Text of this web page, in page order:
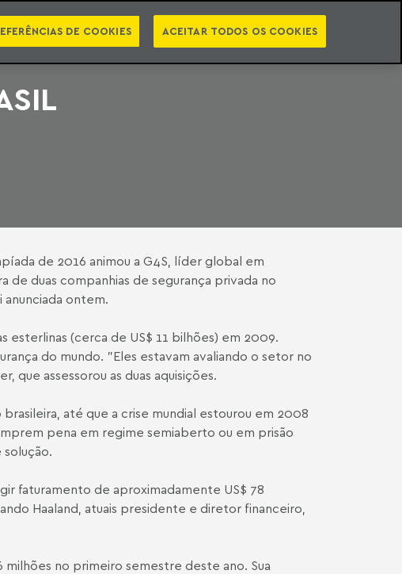
PODCASTS NEWSLETTER VIDEOCASTS PT EN CATEGORIAS
de 2016 animou a G4S, líder global em
de duas companhias de segurança privada no
anunciada ontem.
esterlinas (cerca de US$ 11 bilhões) em 2009.
do mundo. "Eles estavam avaliando o setor no
que assessorou as duas aquisições.
até que a crise mundial estourou em 2008
pena em regime semiaberto ou em prisão
faturamento de aproximadamente US$ 78
Haaland, atuais presidente e diretor financeiro,
no primeiro semestre deste ano. Sua
DE COOKIES ACEITAR TODOS OS COOKIES